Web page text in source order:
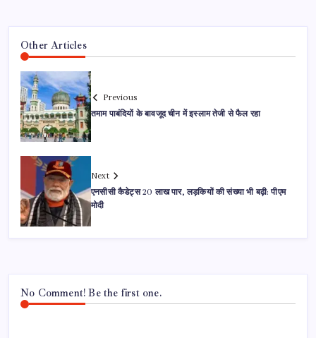
Other Articles
Previous
तमाम पाबंदियों के बावजूद चीन में इस्लाम तेजी से फैल रहा
Next
एनसीसी कैडेट्स 20 लाख पार, लड़कियों की संख्या भी बढ़ी: पीएम
मोदी
No Comment! Be the first one.